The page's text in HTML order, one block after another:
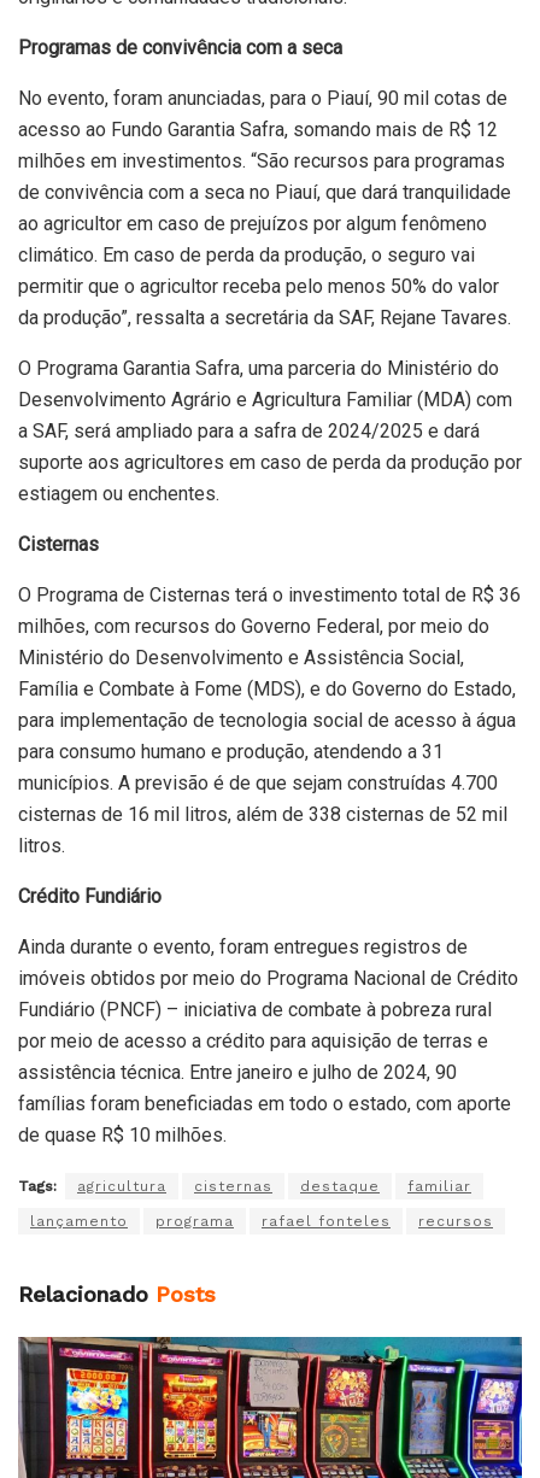
Programas de convivência com a seca
No evento, foram anunciadas, para o Piauí, 90 mil cotas de
acesso ao Fundo Garantia Safra, somando mais de R$ 12
milhões em investimentos. “São recursos para programas
de convivência com a seca no Piauí, que dará tranquilidade
ao agricultor em caso de prejuízos por algum fenômeno
climático. Em caso de perda da produção, o seguro vai
permitir que o agricultor receba pelo menos 50% do valor
da produção”, ressalta a secretária da SAF, Rejane Tavares.
O Programa Garantia Safra, uma parceria do Ministério do
Desenvolvimento Agrário e Agricultura Familiar (MDA) com
a SAF, será ampliado para a safra de 2024/2025 e dará
suporte aos agricultores em caso de perda da produção por
estiagem ou enchentes.
Cisternas
O Programa de Cisternas terá o investimento total de R$ 36
milhões, com recursos do Governo Federal, por meio do
Ministério do Desenvolvimento e Assistência Social,
Família e Combate à Fome (MDS), e do Governo do Estado,
para implementação de tecnologia social de acesso à água
para consumo humano e produção, atendendo a 31
municípios. A previsão é de que sejam construídas 4.700
cisternas de 16 mil litros, além de 338 cisternas de 52 mil
litros.
Crédito Fundiário
Ainda durante o evento, foram entregues registros de
imóveis obtidos por meio do Programa Nacional de Crédito
Fundiário (PNCF) – iniciativa de combate à pobreza rural
por meio de acesso a crédito para aquisição de terras e
assistência técnica. Entre janeiro e julho de 2024, 90
famílias foram beneficiadas em todo o estado, com aporte
de quase R$ 10 milhões.
Tags: agricultura cisternas destaque familiar
lançamento programa rafael fonteles recursos
Relacionado Posts